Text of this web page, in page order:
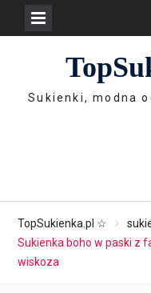
Sukienki, modna
TopSukienka.pl ☆
Sukienka boho w paski z
wiskoza